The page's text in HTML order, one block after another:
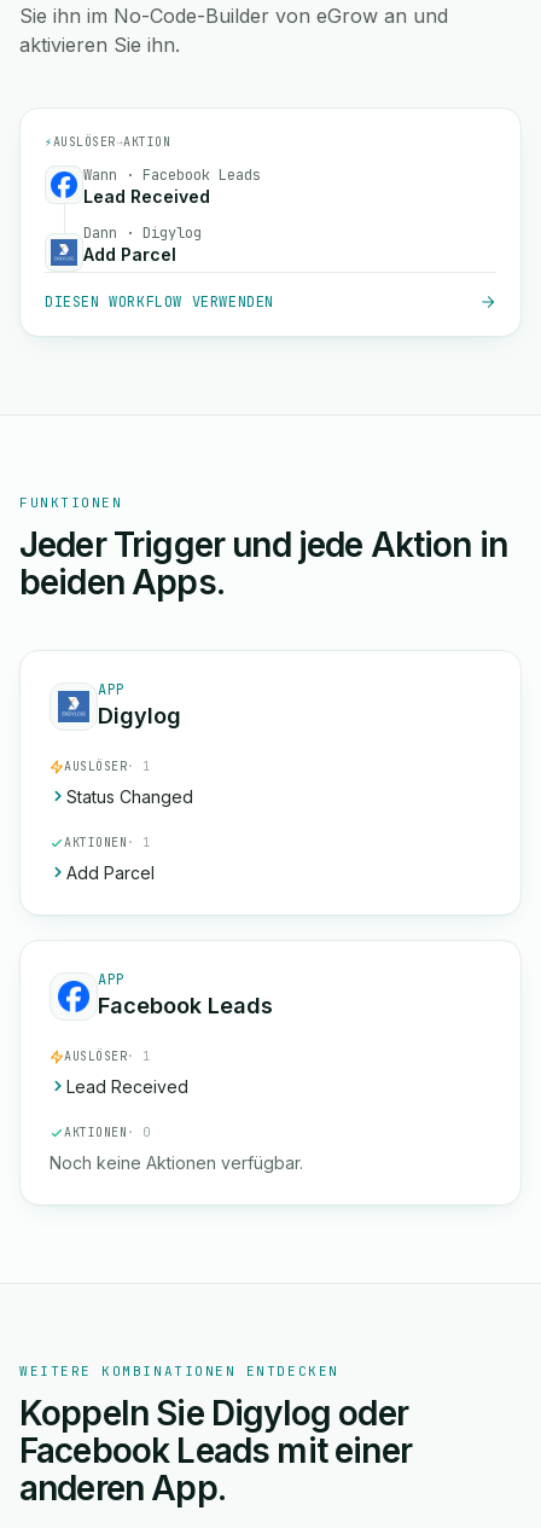
Sie ihn im No-Code-Builder von eGrow an und
aktivieren Sie ihn.
⚡AUSLÖSER→AKTION
Wann · Facebook Leads
Lead Received
Dann · Digylog
Add Parcel
DIESEN WORKFLOW VERWENDEN
FUNKTIONEN
Jeder Trigger und jede Aktion in
beiden Apps.
APP
Digylog
AUSLÖSER· 1
Status Changed
AKTIONEN · 1
Add Parcel
APP
Facebook Leads
AUSLÖSER· 1
Lead Received
AKTIONEN · 0
Noch keine Aktionen verfügbar.
WEITERE KOMBINATIONEN ENTDECKEN
Koppeln Sie Digylog oder
Facebook Leads mit einer
anderen App.